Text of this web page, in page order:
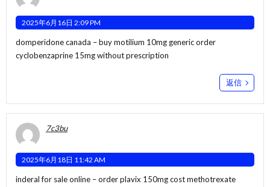
2025年6月16日 2:09 PM
domperidone canada –buy motilium 10mg genericorder
cyclobenzaprine 15mg without prescription
返信
7c3bu
2025年6月18日 11:42 AM
inderal for sale online –order plavix 150mgcost methotrexate